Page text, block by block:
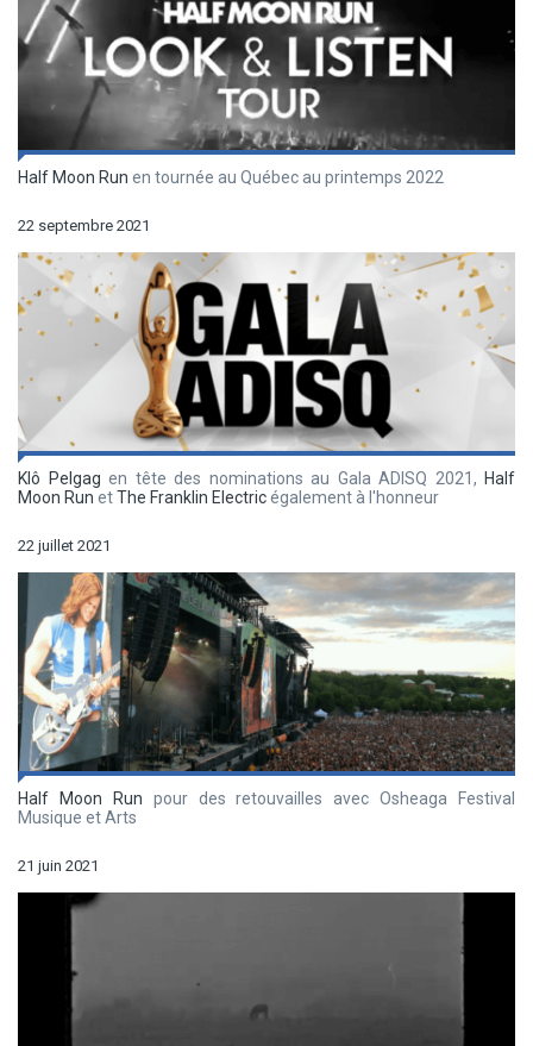
Half Moon Run en tournée au Québec au printemps 2022
22 septembre 2021
Klô Pelgag en tête des nominations au Gala ADISQ 2021, Half
Moon Run etThe Franklin Electricégalement à l'honneur
22 juillet 2021
Half Moon Run pour des retouvailles avec Osheaga Festival
Musique et Arts
21 juin 2021